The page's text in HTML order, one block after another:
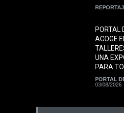
PORTAL
ACOGE
UNA
PARA
PORTAL
03/08/2026